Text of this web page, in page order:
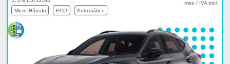
Micro-Híbrido ECO Automático
mes / IVA incl.